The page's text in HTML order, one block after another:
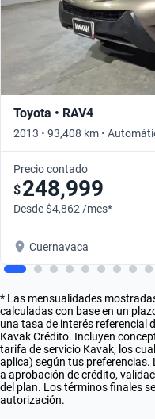
Toyota • RAV4
2013 • 93,408 km •
Precio contado
$248,999
Desde $4,862 /mes*
Cuernavaca
* Las mensualidades
calculadas con base en un
una tasa de interés referencial
Kavak Crédito. Incluyen
tarifa de servicio Kavak, los
aplica) según tus
a aprobación de crédito,
del plan. Los términos finales
autorización.